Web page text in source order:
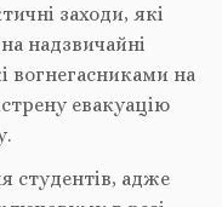
заходи, які
надзвичайні
вогнегасниками на
евакуацію
студентів, адже